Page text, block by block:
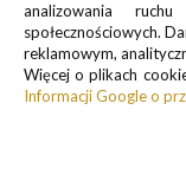
Informacje o
analizowania
społecznościowych.
reklamowym,
Więcej o plikach
Informacji Google o